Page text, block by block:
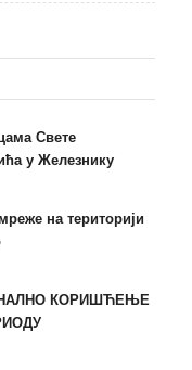
Свете
у Железнику
на територији
КОРИШЋЕЊЕ